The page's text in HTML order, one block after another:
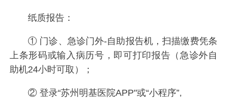
纸质报告：
① 门诊、急诊门外-自助报告机，扫描缴费凭条
上条形码或输入病历号，即可打印报告（急诊外自
助机24小时可取）；
② 登录“苏州明基医院APP"或“小程序”,